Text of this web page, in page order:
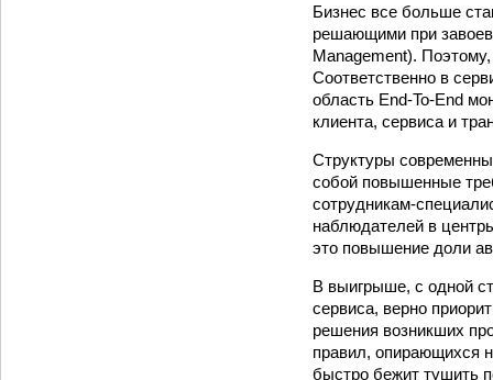
Бизнес все больше
решающими при
Management).
Соответственно в
область End-To-End
клиента, сервиса и
Структуры
собой повышенные
сотрудникам-
наблюдателей в
это повышение доли
В выигрыше, с одной
сервиса, верно
решения возникших
правил, опирающихся
быстро бежит тушить